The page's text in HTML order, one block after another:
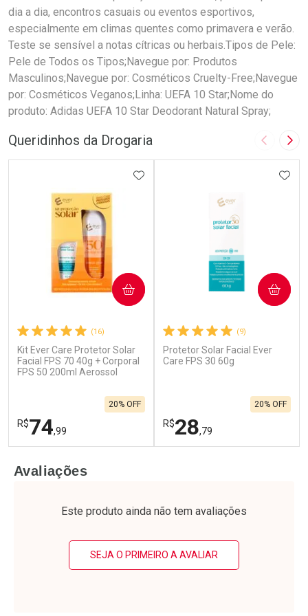
dia a dia, encontros casuais ou eventos esportivos,
especialmente em climas quentes como primavera e verão.
Teste se sensível a notas cítricas ou herbais.Tipos de Pele:
Pele de Todos os Tipos;Navegue por: Produtos
Masculinos;Navegue por: Cosméticos Cruelty-Free;Navegue
por: Cosméticos Veganos;Linha: UEFA 10 Star;Nome do
produto: Adidas UEFA 10 Star Deodorant Natural Spray;
Queridinhos da Drogaria Imagem
(16)
Kit Ever Care Protetor Solar
Facial FPS 70 40g + Corporal
FPS 50 200ml Aerossol
R$74,99
20% OFF
ADICIONAR AOS FAVORITOS
COMPRAR
Laboratório
Por Menos
(9)
Protetor Solar Facial Ever
Care FPS 30 60g
R$28,79
20% OFF
COMPRAR
Laboratório
Por Menos
Avaliações
Este produto ainda não tem avaliações
SEJA O PRIMEIRO A AVALIAR